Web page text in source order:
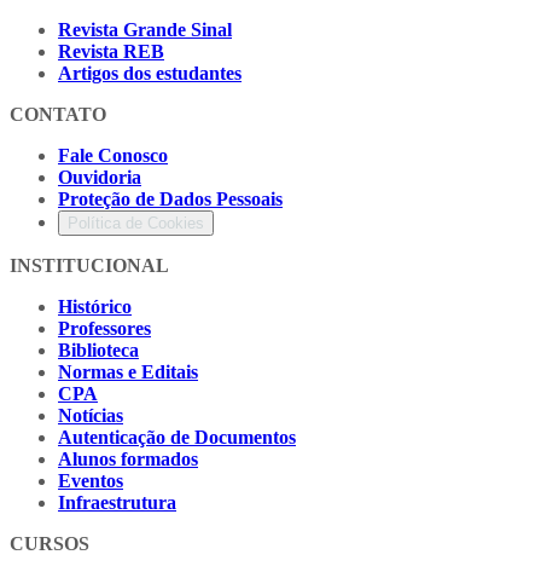
Revista Grande Sinal
Revista REB
Artigos dos estudantes
CONTATO
Fale Conosco
Ouvidoria
Proteção de Dados Pessoais
Política de Cookies
INSTITUCIONAL
Histórico
Professores
Biblioteca
Normas e Editais
CPA
Notícias
Autenticação de Documentos
Alunos formados
Eventos
Infraestrutura
CURSOS